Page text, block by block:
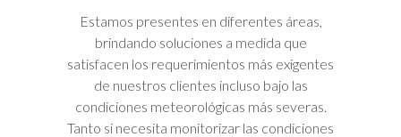
Estamos presentes en diferentes áreas,
brindando soluciones a medida que
satisfacen los requerimientos más exigentes
de nuestros clientes incluso bajo las
condiciones meteorológicas más severas.
Tanto si necesita monitorizar las condiciones